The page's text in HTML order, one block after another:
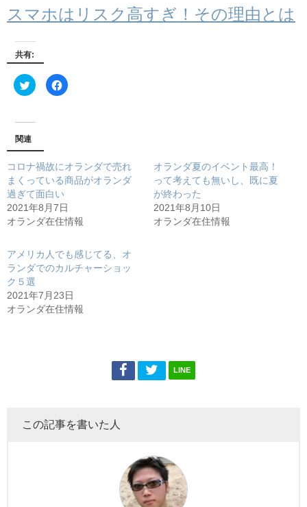
スマホはリスク高すぎ！その理由とは
共有:
ク
リ
て
w
i
t
r
で
共
有
(新
し
ン
ド
ウ
で
開
き
ま
す)
F
a
有
す
る
は
ク
リ
ッ
く
だ
さ
し
い
ウ
関連
コロナ禍故にオランダで売れ
まくっている商品がオランダ
過ぎて面白い
2021年8月7日
オランダ在住情報
オランダ夏のイベント最高！
って考えても無いし、既に夏
が終わった
2021年8月10日
オランダ在住情報
アメリカ人でも感じてる、オ
ランダでのカルチャーショッ
ク５選
2021年7月23日
オランダ在住情報
LINE
この記事を書いた人